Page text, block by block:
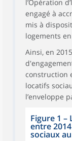
l’Opération
engagé à
mis à
logements
Ainsi, en
construction
locatifs
l’enveloppe
Figure 1 –
entre
sociaux